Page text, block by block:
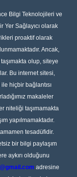
Bilgi Teknolojileri ve
Yer Sağlayıcı olarak
proaktif olarak
Ancak,
olup, siteye
Bu internet sitesi,
hiçbir bağlantısı
makaleler
niteliği taşımamakta
yapılmamaktadır.
tesadüfidir.
bir bilgi paylaşım
aykırı olduğunu
adresine